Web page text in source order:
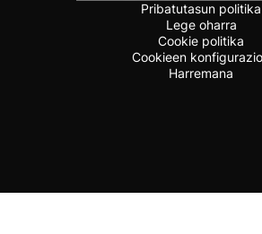
Pribatutasun politika
Lege oharra
Cookie politika
Cookieen
Harremana